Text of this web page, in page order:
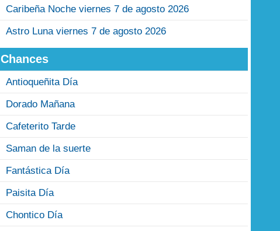
Caribeña Noche viernes 7 de agosto 2026
Astro Luna viernes 7 de agosto 2026
Chances
Antioqueñita Día
Dorado Mañana
Cafeterito Tarde
Saman de la suerte
Fantástica Día
Paisita Día
Chontico Día